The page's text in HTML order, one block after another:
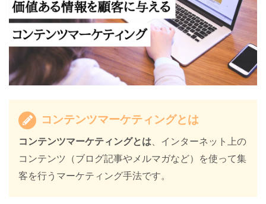
コンテンツマーケティングとは
コンテンツマーケティングとは 、インターネット上の
コンテンツ（ブログ記事やメルマガなど）を使って集
客を行うマーケティング手法です。